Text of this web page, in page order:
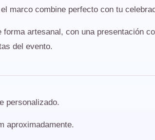
marco combine perfecto con tu
forma artesanal, con una presentación
del evento.
personalizado.
aproximadamente.